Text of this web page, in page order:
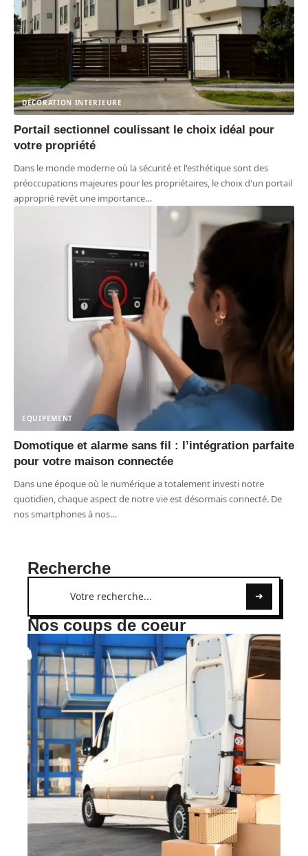
DÉCORATION INTERIEURE
Portail sectionnel coulissant le choix idéal pour
votre propriété
Dans le monde moderne où la sécurité et l'esthétique sont des
préoccupations majeures pour les propriétaires, le choix d'un portail
approprié revêt une importance…
EQUIPEMENT
Domotique et alarme sans fil : l’intégration parfaite
pour votre maison connectée
Dans une époque où le numérique a totalement investi notre
quotidien, chaque aspect de notre vie est désormais connecté. De
nos smartphones à nos…
Recherche
Nos coups de coeur